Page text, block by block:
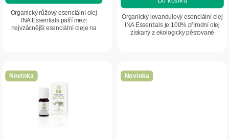
Organický růžový esenciální olej
INA Essentials patří mezi
nejvzácnější esenciální oleje na
Organický levandulový esenciální olej
INA Essentials je 100% přírodní olej
získaný z ekologicky pěstované
Novinka Novinka